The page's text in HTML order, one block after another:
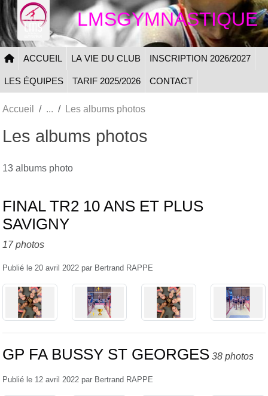
LMSGYMNASTIQUE
ACCUEIL LA VIE DU CLUB INSCRIPTION 2026/2027
LES ÉQUIPES TARIF 2025/2026 CONTACT
Accueil Les albums photos
Les albums photos
13 albums photo
FINAL TR2 10 ANS ET PLUS
SAVIGNY
17 photos
Publié le 20 avril 2022 par Bertrand RAPPE
GP FA BUSSY ST GEORGES 38 photos
Publié le 12 avril 2022 par Bertrand RAPPE
Panneau de gestion des cookies